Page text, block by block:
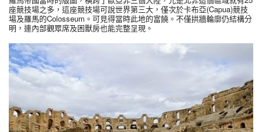
座競技場之多，這座競技場可說世界第三大，僅次於卡布亞(Capua)競技
場及羅馬的Colosseum。可見得當時此地的富饒。不僅拱牆輪廓仍結構分
明，連內部觀眾席及困獸房也能完整呈現。